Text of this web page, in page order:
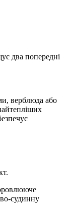
два попередні
верблюда або
судинну